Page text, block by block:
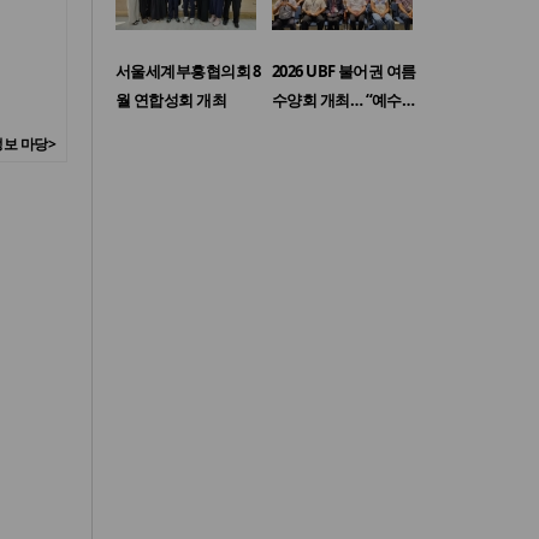
마당>
서울세계부흥협의회 8
월 연합성회 개최
2026 UBF 불어권 여름
수양회 개최… “예수…